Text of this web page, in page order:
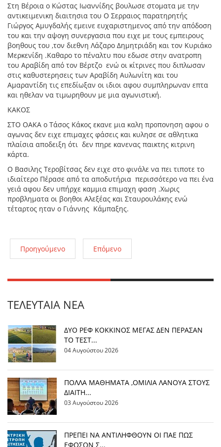
Στη Βέροια ο Κώστας Ιωαννίδης βουλωσε στοματα με την
αντικειμενικη διαιτησια του Ο Σερραιος παρατηρητής
Γιώργος Αμυγδαλής εμεινε ευχαριστημενος από την απόδοση
του και την αψογη συνεργασια που ειχε με τους εμπειρους
βοηθους του ,τον διεθνη Λάζαρο Δημητριάδη και τον Κυριάκο
Μερκενίδη .Καθαρο το πέναλτυ που εδωσε στην ανατροπη
του Αραβίδη από τον Βέρτζο ενώ οι κίτρινες που διπλωσαν
στις καθυστερησεις των Αραβίδη Αυλωνίτη και του
Αμαραντίδη τις επεδίωξαν οι ιδιοι αφου συμπληρωναν επτα
και ηθελαν να τιμωρηθουν με μια αγωνιστική.
ΚΑΚΟΣ
ΣΤΟ ΟΑΚΑ ο Τάσος Κάκος εκανε μια καλη προπονηση αφου ο
αγωνας δεν ειχε επιμαχες φάσεις και κυλησε σε αθλητικα
πλαίσια αποδειξη ότι δεν πηρε κανενας παικτης κιτρινη
κάρτα.
Ο Βασιλης Τεροβίτσας δεν ειχε στο φινάλε να πει τιποτε το
ιδιαίτερο Πέρασε από τα αποδυτήρια περισσότερο να πει ένα
γειά αφου δεν υπήρχε καμμια επιμαχη φαση .Χωρις
προβληματα οι βοηθοι Αλεξέας και Σταυρουλάκης ενώ
τέταρτος ηταν ο Γιάννης Κάμπαξης.
Προηγούμενο Επόμενο
ΤΕΛΕΥΤΑΊΑ ΝΈΑ
ΔΥΟ ΡΕΦ ΚΟΚΚΙΝΟΣ ΜΕΓΑΣ ΔΕΝ ΠΕΡΑΣΑΝ
ΤΟ ΤΕΣΤ...
04 Αυγούστου 2026
ΠΟΛΛΑ ΜΑΘΗΜΑΤΑ ,ΟΜΙΛΙΑ ΛΑΝΟΥΑ ΣΤΟΥΣ
ΔΙΑΙΤΗ...
03 Αυγούστου 2026
ΠΡΕΠΕΙ ΝΑ ΑΝΤΙΛΗΦΘΟΥΝ ΟΙ ΠΑΕ ΠΩΣ
ΕΦΟΣΟΝ Σ...